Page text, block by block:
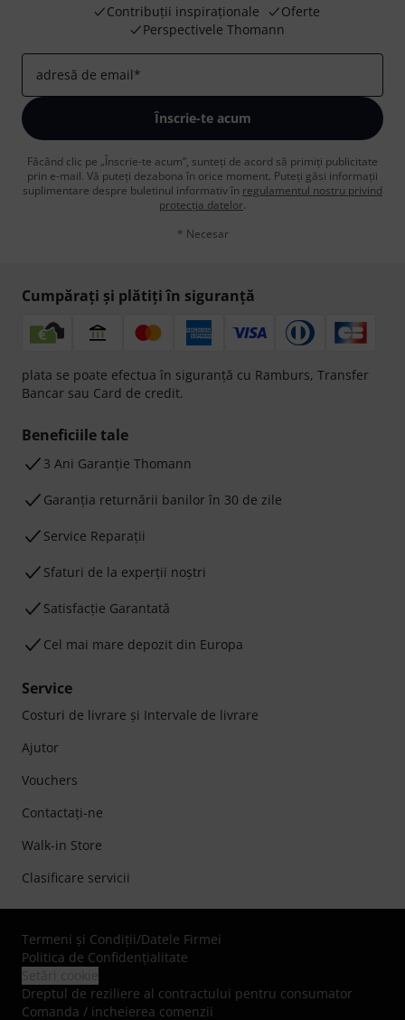
Contribuții inspiraționale
Oferte
Perspectivele Thomann
adresă de email*
Înscrie-te acum
Făcând clic pe „Înscrie-te acum”, sunteți de acord să primiți publicitate
prin e-mail. Vă puteți dezabona în orice moment. Puteți găsi informații
suplimentare despre buletinul informativ în regulamentul nostru privind
protecția datelor.
* Necesar
Cumpărați și plătiți în siguranță
plata se poate efectua în siguranță cu Ramburs, Transfer
Bancar sau Card de credit.
Beneficiile tale
3 Ani Garanție Thomann
Garanţia returnării banilor în 30 de zile
Service Reparații
Sfaturi de la experții noștri
Satisfacție Garantată
Cel mai mare depozit din Europa
Service
Costuri de livrare şi Intervale de livrare
Ajutor
Vouchers
Contactaţi-ne
Walk-in Store
Clasificare servicii
Termeni şi Condiţii/Datele Firmei
Politica de Confidenţialitate
Dreptul de reziliere al contractului pentru consumator
Comanda / incheierea comenzii